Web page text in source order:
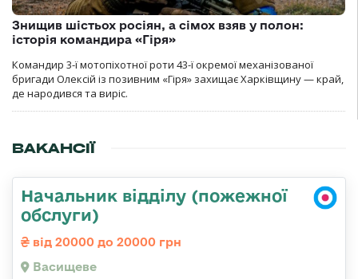
Знищив шістьох росіян, а сімох взяв у полон:
історія командира «Гіря»
Командир 3-ї мотопіхотної роти 43-ї окремої механізованої
бригади Олексій із позивним «Гіря» захищає Харківщину — край,
де народився та виріс.
ВАКАНСІЇ
Начальник відділу (пожежної
обслуги)
від 20000 до 20000 грн
Васищеве